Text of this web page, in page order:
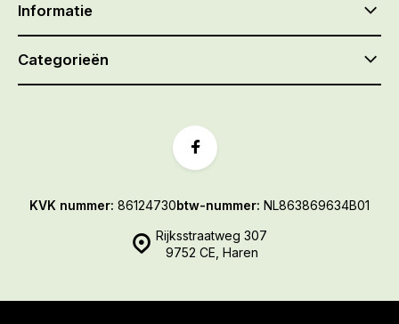
Informatie
Categorieën
Rijksstraatweg 307
9752 CE, Haren
KVK nummer: 86124730btw-nummer: NL863869634B01